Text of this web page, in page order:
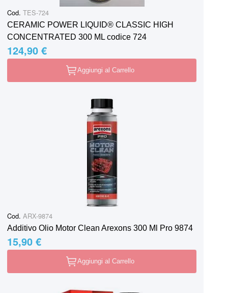
Cod. TES-724
CERAMIC POWER LIQUID® CLASSIC HIGH
CONCENTRATED 300 ML codice 724
124,90 €
Aggiungi al Carrello
Cod. ARX-9874
Additivo Olio Motor Clean Arexons 300 Ml Pro 9874
15,90 €
Aggiungi al Carrello